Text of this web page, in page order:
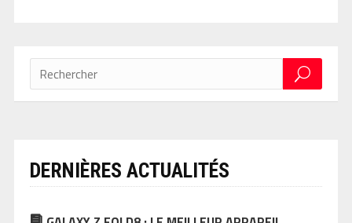
DERNIÈRES ACTUALITÉS